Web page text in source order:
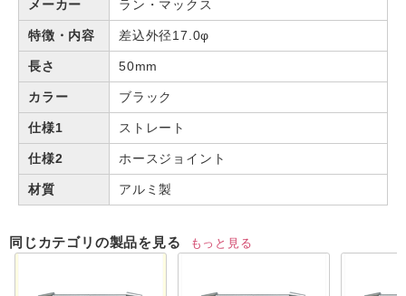
メーカー ラン・マックス
特徴・内容 差込外径17.0φ
長さ 50mm
カラー ブラック
仕様1 ストレート
仕様2 ホースジョイント
材質 アルミ製
同じカテゴリの製品を見る もっと見る